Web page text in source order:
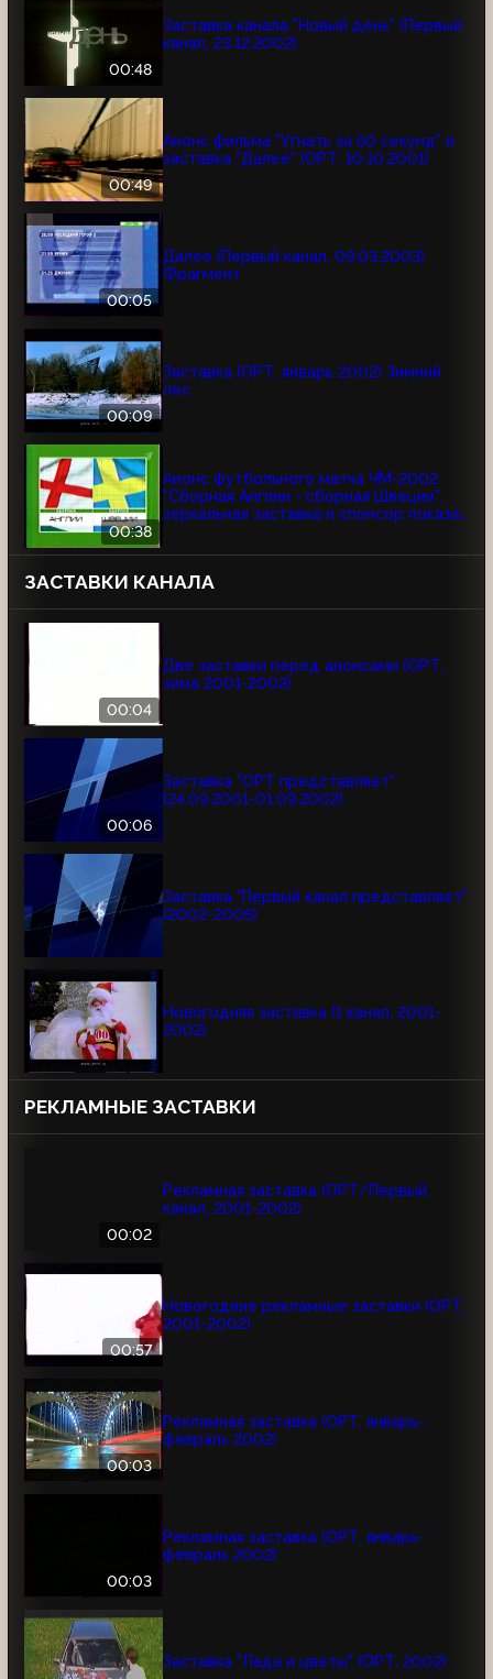
00:48
Заставка канала "Новый день" (Первый
канал, 23.12.2002)
00:49
Анонс фильма "Угнать за 60 секунд" и
заставка "Далее" (ОРТ, 10.10.2001)
00:05
Далее (Первый канал, 09.03.2003)
Фрагмент
00:09
Заставка (ОРТ, январь 2002) Зимний
лес
00:38
Анонс футбольного матча ЧМ-2002
"Сборная Англии - сборная Швеции",
зеркальная заставка и спонсор показа
ЗАСТАВКИ КАНАЛА
00:04
Две заставки перед анонсами (ОРТ,
зима 2001-2002)
00:06
Заставка "ОРТ представляет"
(24.09.2001-01.09.2002)
Заставка "Первый канал представляет"
(2002-2005)
Новогодняя заставка (1 канал, 2001-
2002)
РЕКЛАМНЫЕ ЗАСТАВКИ
00:02
Рекламная заставка (ОРТ/Первый
канал, 2001-2002)
00:57
Новогодние рекламные заставки (ОРТ,
2001-2002)
00:03
Рекламная заставка (ОРТ, январь-
февраль 2002)
00:03
Рекламная заставка (ОРТ, январь-
февраль 2002)
Заставка "Лада и цветы" (ОРТ, 2002)